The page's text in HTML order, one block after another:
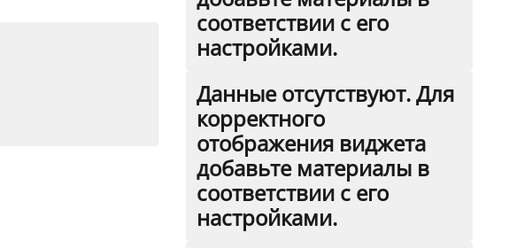
соответствии с его
настройками.
Данные отсутствуют. Для
корректного
отображения виджета
добавьте материалы в
соответствии с его
настройками.